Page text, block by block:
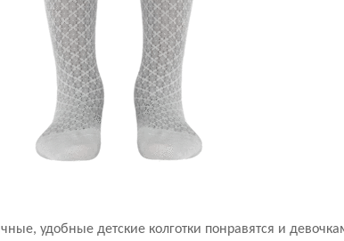
удобные детские колготки понравятся и